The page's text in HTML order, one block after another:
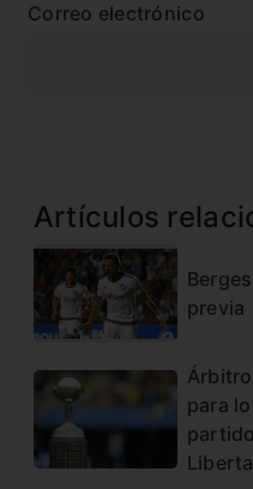
Correo electrónico
Artículos
previa
para